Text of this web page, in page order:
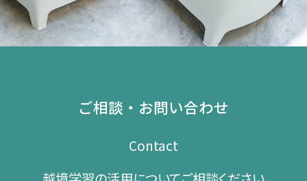
ご相談・お問い合わせ
Contact